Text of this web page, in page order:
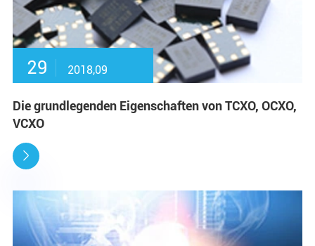
29 2018,09
Die grundlegenden Eigenschaften von TCXO, OCXO,
VCXO
